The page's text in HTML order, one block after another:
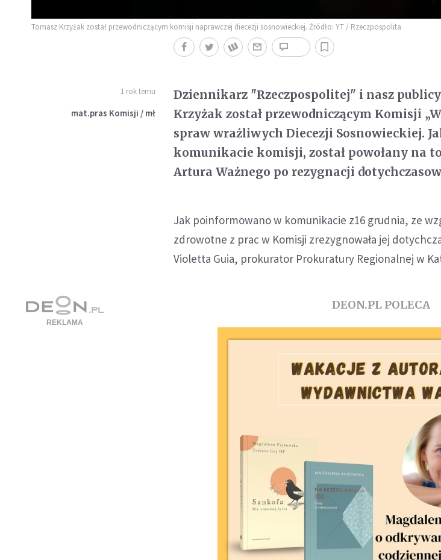
Tomasz Krzyżak został przewodniczącym komisji naprawczej diecezji sosnowieckiej. Źródło: YT / Rzeczpospolita
1 rok temu
mat.pras Komisji / mł
Dziennikarz "Rzeczpospolitej" i nasz
Krzyżak został przewodniczącym Komisji
spraw wrażliwych Diecezji Sosnowieckiej.
komunikacie komisji, został powołany na
Artura Ważnego po rezygnacji
Jak poinformowano w komunikacie z16 grudnia, ze
zdrowotne z prac w Komisji zrezygnowała jej
Violetta Guia, prokurator Prokuratury Regionalnej w
DEON.PL POLECA